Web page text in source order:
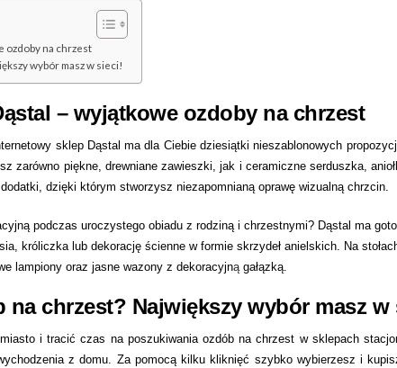
ozdoby na chrzest
wybór masz w sieci!
– wyjątkowe ozdoby na chrzest
sklep Dąstal ma dla Ciebie dziesiątki nieszablonowych
zarówno piękne, drewniane zawieszki, jak i ceramiczne serduszka,
dzięki którym stworzysz niezapomnianą oprawę wizualną chrzcin.
podczas uroczystego obiadu z rodziną i chrzestnymi? Dąstal ma
króliczka lub dekorację ścienne w formie skrzydeł anielskich. Na
lampiony oraz jasne wazony z dekoracyjnągałązką.
na chrzest? Największy wybór masz w
i tracić czas na poszukiwania ozdób na chrzest w sklepach
z domu. Za pomocą kilku kliknięć szybko wybierzesz i